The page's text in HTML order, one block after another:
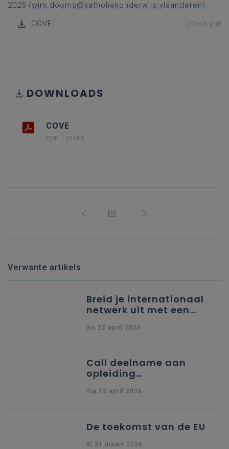
2025 (wim.dooms@katholiekonderwijs.vlaanderen).
COVE
220KB pdf
DOWNLOADS
COVE
PDF 220KB
Verwante artikels
Breid je internationaal
netwerk uit met een
wo 22 april 2026
Call deelname aan
opleiding
indiening Erasmus+ KA1
ma 13 april 2026
De toekomst van de EU
di 31 maart 2026